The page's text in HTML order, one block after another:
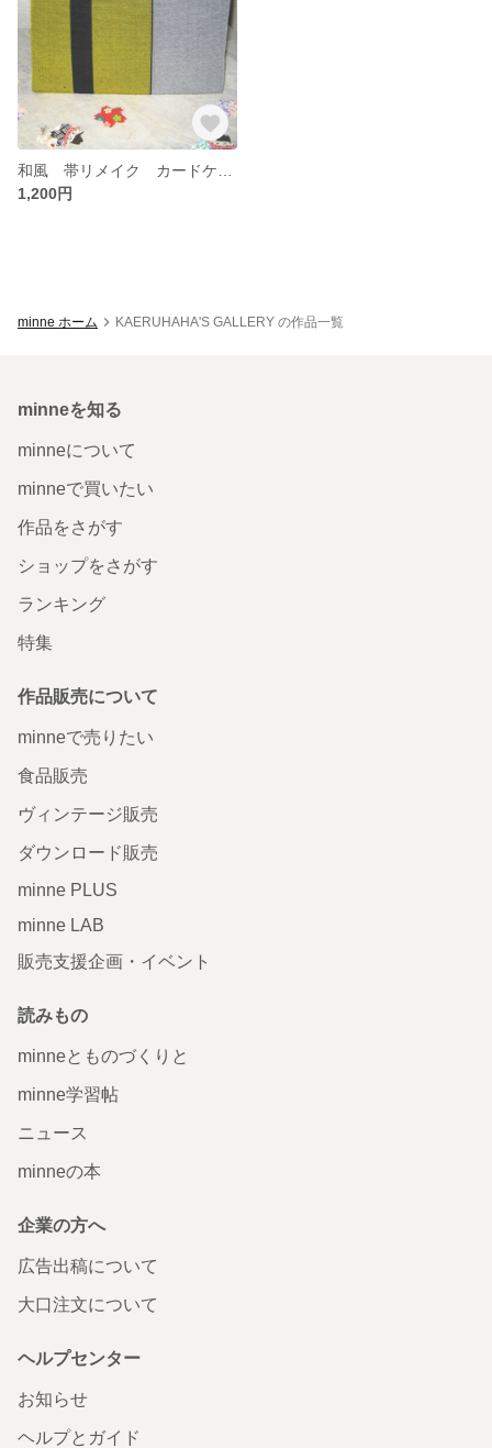
1,200円
minne ホーム KAERUHAHA'S GALLERY の作品一覧
minneを知る
minneについて
minneで買いたい
作品をさがす
ショップをさがす
ランキング
特集
作品販売について
minneで売りたい
食品販売
ヴィンテージ販売
ダウンロード販売
minne PLUS
minne LAB
販売支援企画・イベント
読みもの
minneとものづくりと
minne学習帖
ニュース
minneの本
企業の方へ
広告出稿について
大口注文について
ヘルプセンター
お知らせ
ヘルプとガイド